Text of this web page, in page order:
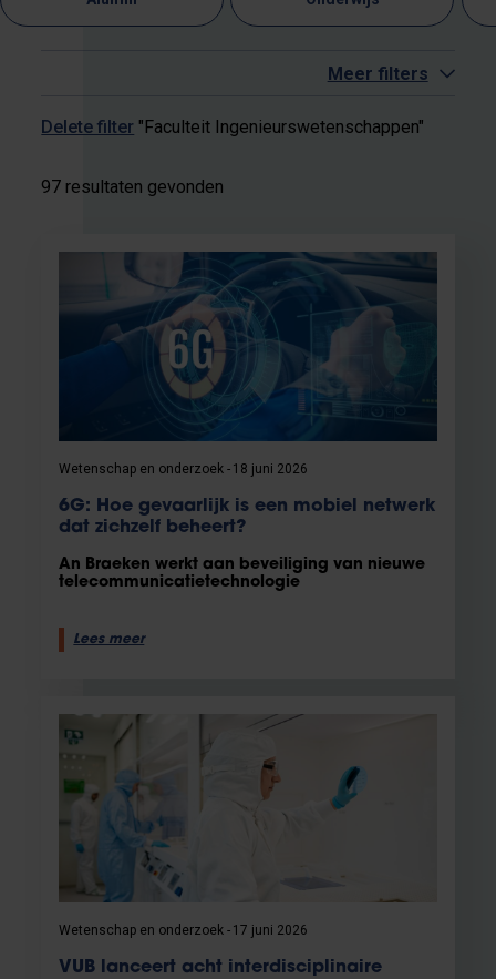
Meer filters
Delete filter "Faculteit Ingenieurswetenschappen"
97 resultaten gevonden
Wetenschap en onderzoek 18 juni 2026
6G: Hoe gevaarlijk is een mobiel netwerk
dat zichzelf beheert?
An Braeken werkt aan beveiliging van nieuwe
telecommunicatietechnologie
Lees meer
Wetenschap en onderzoek 17 juni 2026
VUB lanceert acht interdisciplinaire